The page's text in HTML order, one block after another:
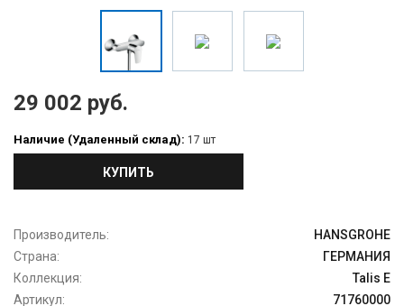
29 002 руб.
Наличие (Удаленный склад): 17 шт
КУПИТЬ
Производитель:
HANSGROHE
Страна:
ГЕРМАНИЯ
Коллекция:
Talis E
Артикул:
71760000